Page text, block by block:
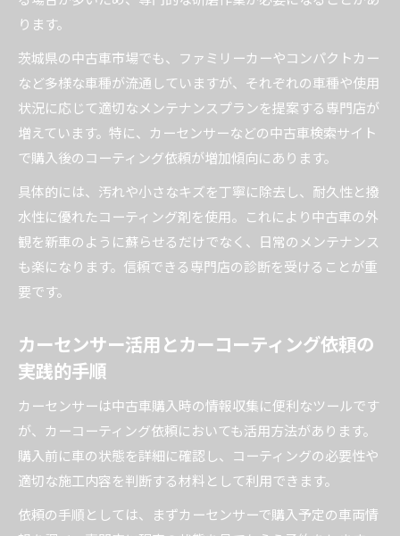
信頼できる専門店で安心のカーコーティングを
選ぶ
カーコーティングが中古車の価値維持に与える
ります。
茨城県の中古車市場でも、ファミリーカーやコンパクトカー
など多様な車種が流通していますが、それぞれの車種や使用
状況に応じて適切なメンテナンスプランを提案する専門店が
増えています。特に、カーセンサーなどの中古車検索サイト
で購入後のコーティング依頼が増加傾向にあります。
具体的には、汚れや小さなキズを丁寧に除去し、耐久性と撥
水性に優れたコーティング剤を使用。これにより中古車の外
観を新車のように蘇らせるだけでなく、日常のメンテナンス
も楽になります。信頼できる専門店の診断を受けることが重
要です。
カーセンサー活用とカーコーティング依頼の
実践的手順
カーセンサーは中古車購入時の情報収集に便利なツールです
が、カーコーティング依頼においても活用方法があります。
購入前に車の状態を詳細に確認し、コーティングの必要性や
適切な施工内容を判断する材料として利用できます。
依頼の手順としては、まずカーセンサーで購入予定の車両情